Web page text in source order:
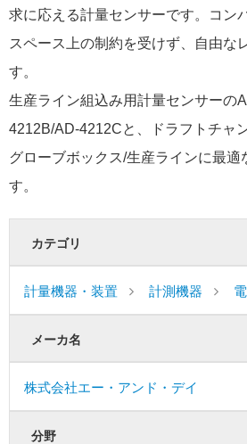
求に応える計量センサーです。コン
スペース上の制約を受けず、自由な
す。
生産ライン組込み用計量センサーの
4212B/AD-4212Cと、ドラフトチャ
グローブボックス/生産ラインに最適
す。
カテゴリ
計量機器・装置 計測機器
メーカ名
株式会社エー・アンド・デイ
分野